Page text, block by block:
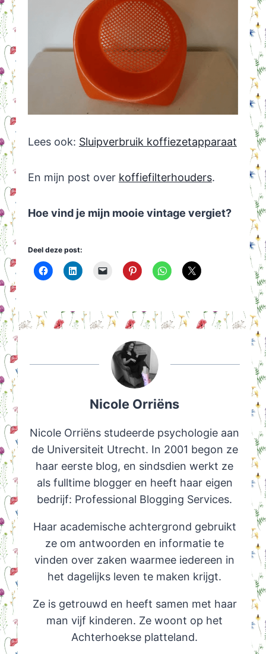
Lees ook: Sluipverbruik koffiezetapparaat
En mijn post over koffiefilterhouders.
Hoe vind je mijn mooie vintage vergiet?
Deel deze post:
Nicole Orriëns
Nicole Orriëns studeerde psychologie aan
de Universiteit Utrecht. In 2001 begon ze
haar eerste blog, en sindsdien werkt ze
als fulltime blogger en heeft haar eigen
bedrijf: Professional Blogging Services.
Haar academische achtergrond gebruikt
ze om antwoorden en informatie te
vinden over zaken waarmee iedereen in
het dagelijks leven te maken krijgt.
Ze is getrouwd en heeft samen met haar
man vijf kinderen. Ze woont op het
Achterhoekse platteland.